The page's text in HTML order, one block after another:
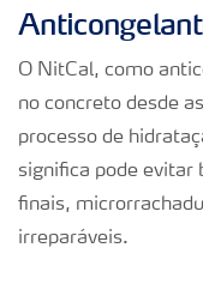
O NitCal, como
no concreto desde
processo de
significa pode evitar
finais,
irreparáveis.